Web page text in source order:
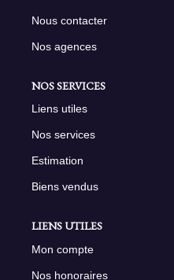
Nous contacter
Nos agences
NOS SERVICES
Liens utiles
Nos services
Estimation
Biens vendus
LIENS UTILES
Mon compte
Nos honoraires